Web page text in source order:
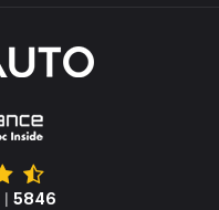
| 5846